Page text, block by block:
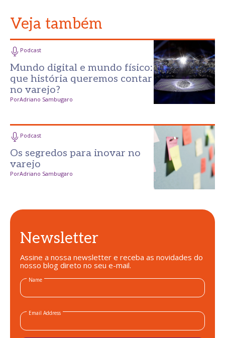
Veja também
Podcast
Mundo digital e mundo físico:
que história queremos contar
no varejo?
PorAdriano Sambugaro
Podcast
Os segredos para inovar no
varejo
PorAdriano Sambugaro
Newsletter
Assine a nossa newsletter e receba as novidades do
nosso blog direto no seu e-mail.
Name
Email Address